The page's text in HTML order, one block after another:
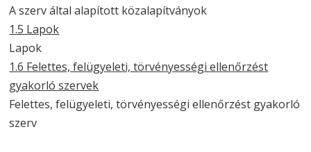
A szerv által alapított közalapítványok
1.5 Lapok
Lapok
1.6 Felettes, felügyeleti, törvényességi ellenőrzést
gyakorló szervek
Felettes, felügyeleti, törvényességi ellenőrzést gyakorló
szerv